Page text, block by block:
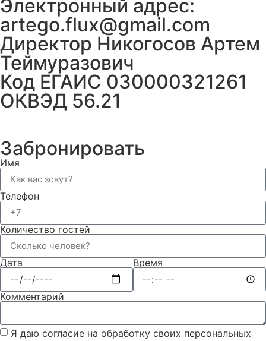
Электронный адрес:
artego.flux@gmail.com
Директор Никогосов Артем
Теймуразович
Код ЕГАИС 030000321261
ОКВЭД 56.21
Забронировать
Имя
Телефон
Количество гостей
Дата Время
Комментарий
Я даю согласие на обработку своих персональных